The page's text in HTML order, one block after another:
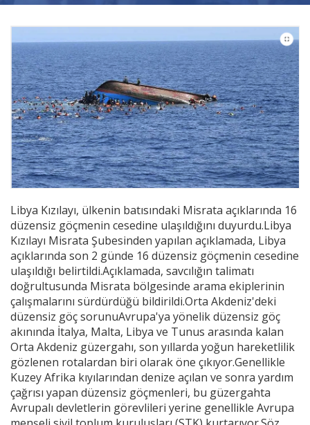
Libya Kızılayı, ülkenin batısındaki Misrata açıklarında 16
düzensiz göçmenin cesedine ulaşıldığını duyurdu.Libya
Kızılayı Misrata Şubesinden yapılan açıklamada, Libya
açıklarında son 2 günde 16 düzensiz göçmenin cesedine
ulaşıldığı belirtildi.Açıklamada, savcılığın talimatı
doğrultusunda Misrata bölgesinde arama ekiplerinin
çalışmalarını sürdürdüğü bildirildi.Orta Akdeniz'deki
düzensiz göç sorunuAvrupa'ya yönelik düzensiz göç
akınında İtalya, Malta, Libya ve Tunus arasında kalan
Orta Akdeniz güzergahı, son yıllarda yoğun hareketlilik
gözlenen rotalardan biri olarak öne çıkıyor.Genellikle
Kuzey Afrika kıyılarından denize açılan ve sonra yardım
çağrısı yapan düzensiz göçmenleri, bu güzergahta
Avrupalı devletlerin görevlileri yerine genellikle Avrupa
Yayınlar
Kitap ve film